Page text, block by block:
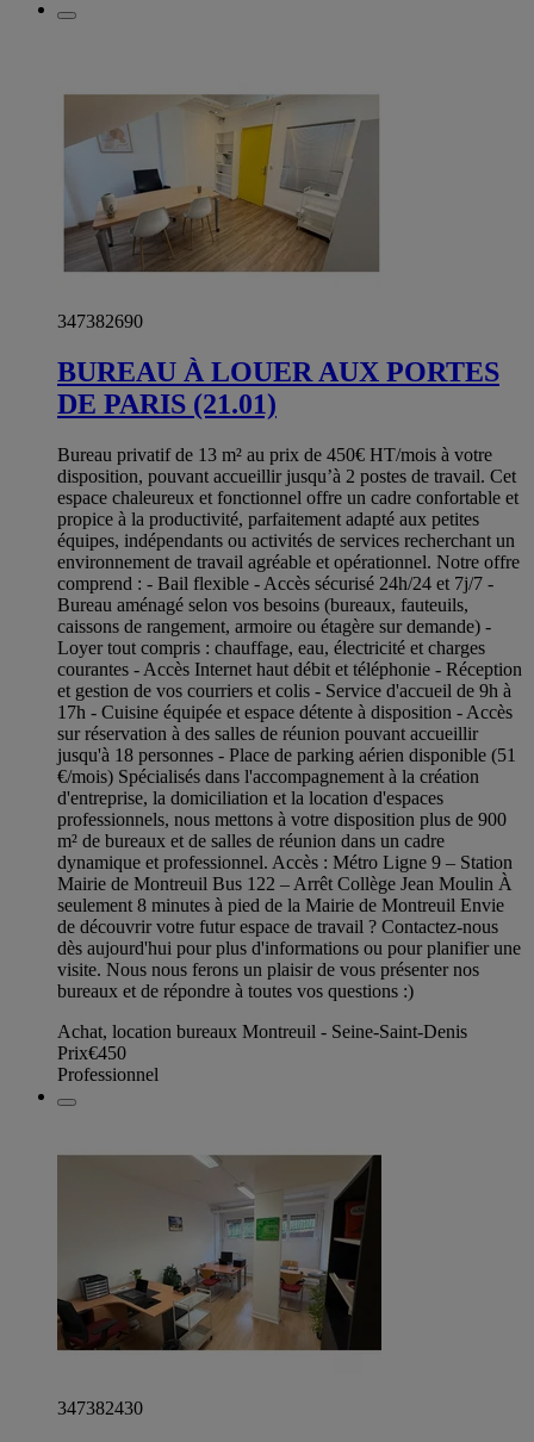
347382690
BUREAU À LOUER AUX PORTES
DE PARIS (21.01)
Bureau privatif de 13 m² au prix de 450€ HT/mois à votre
disposition, pouvant accueillir jusqu’à 2 postes de travail. Cet
espace chaleureux et fonctionnel offre un cadre confortable et
propice à la productivité, parfaitement adapté aux petites
équipes, indépendants ou activités de services recherchant un
environnement de travail agréable et opérationnel. Notre offre
comprend : - Bail flexible - Accès sécurisé 24h/24 et 7j/7 -
Bureau aménagé selon vos besoins (bureaux, fauteuils,
caissons de rangement, armoire ou étagère sur demande) -
Loyer tout compris : chauffage, eau, électricité et charges
courantes - Accès Internet haut débit et téléphonie - Réception
et gestion de vos courriers et colis - Service d'accueil de 9h à
17h - Cuisine équipée et espace détente à disposition - Accès
sur réservation à des salles de réunion pouvant accueillir
jusqu'à 18 personnes - Place de parking aérien disponible (51
€/mois) Spécialisés dans l'accompagnement à la création
d'entreprise, la domiciliation et la location d'espaces
professionnels, nous mettons à votre disposition plus de 900
m² de bureaux et de salles de réunion dans un cadre
dynamique et professionnel. Accès : Métro Ligne 9 – Station
Mairie de Montreuil Bus 122 – Arrêt Collège Jean Moulin À
seulement 8 minutes à pied de la Mairie de Montreuil Envie
de découvrir votre futur espace de travail ? Contactez-nous
dès aujourd'hui pour plus d'informations ou pour planifier une
visite. Nous nous ferons un plaisir de vous présenter nos
bureaux et de répondre à toutes vos questions :)
Achat, location bureaux Montreuil - Seine-Saint-Denis
Prix€450
Professionnel
347382430